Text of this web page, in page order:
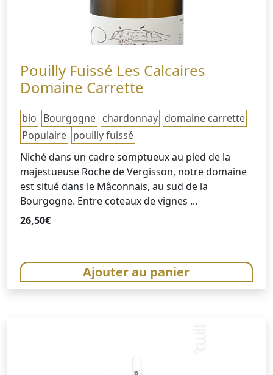
Pouilly Fuissé Les Calcaires
Domaine Carrette
bio Bourgogne chardonnay domaine carrette
Populaire pouilly fuissé
Niché dans un cadre somptueux au pied de la
majestueuse Roche de Vergisson, notre domaine
est situé dans le Mâconnais, au sud de la
Bourgogne. Entre coteaux de vignes ...
26,50€
Ajouter au panier